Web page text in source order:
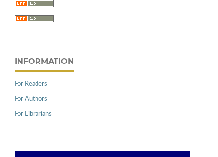
INFORMATION
For Readers
For Authors
For Librarians